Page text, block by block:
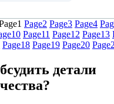
1 Page2 Page3 Page4
10 Page11 Page12 Page13
Page18 Page19 Page20 Page
детали